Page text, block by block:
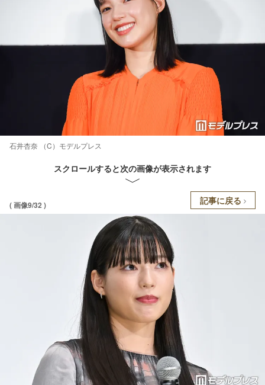
石井杏奈 （C）モデルプレス
スクロールすると次の画像が表示されます
( 画像9/32 ) 記事に戻る